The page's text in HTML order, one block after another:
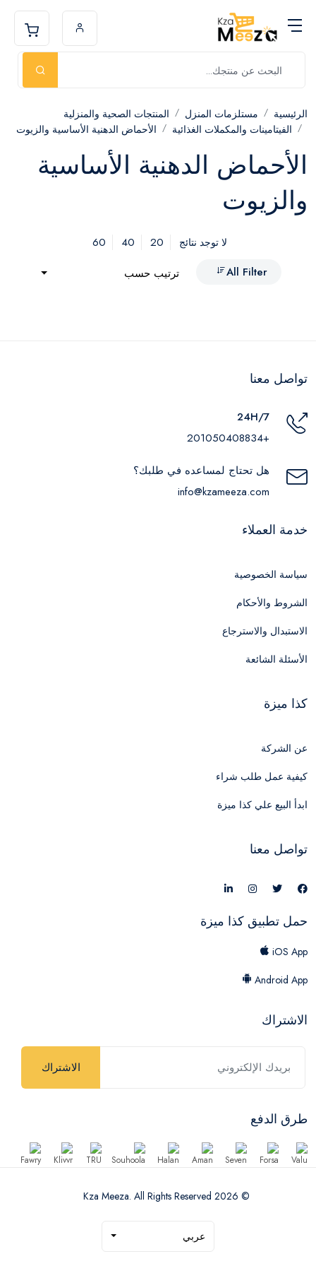
الرئيسية مستلزمات المنزل
المنتجات الصحية والمنزلية
الفيتامينات والمكملات الغذائية
الأحماض الدهنية الأساسية والزيوت
الأحماض الدهنية الأساسية
والزيوت
لا توجد نتائج 20
40
60
All Filter
ترتيب حسب
تواصل معنا
24H/7
+201050408834
هل تحتاج لمساعده في طلبك؟
info@kzameeza.com
خدمة العملاء
سياسة الخصوصية
الشروط والأحكام
الاستبدال والاسترجاع
الأسئلة الشائعة
كذا ميزة
عن الشركة
كيفية عمل طلب شراء
ابدأ البيع علي كذا ميزة
تواصل معنا
حمل تطبيق كذا ميزة
iOS App
Android App
الاشتراك
الاشتراك
طرق الدفع
© 2026 Kza Meeza. All Rights Reserved
عربي